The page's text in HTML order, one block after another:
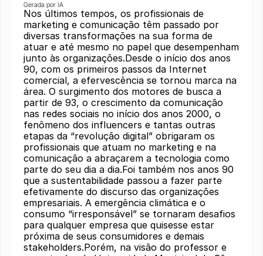
Gerada por IA
Nos últimos tempos, os profissionais de
marketing e comunicação têm passado por
diversas transformações na sua forma de
atuar e até mesmo no papel que desempenham
junto às organizações.Desde o início dos anos
90, com os primeiros passos da Internet
comercial, a efervescência se tornou marca na
área. O surgimento dos motores de busca a
partir de 93, o crescimento da comunicação
nas redes sociais no início dos anos 2000, o
fenômeno dos influencers e tantas outras
etapas da “revolução digital” obrigaram os
profissionais que atuam no marketing e na
comunicação a abraçarem a tecnologia como
parte do seu dia a dia.Foi também nos anos 90
que a sustentabilidade passou a fazer parte
efetivamente do discurso das organizações
empresariais. A emergência climática e o
consumo “irresponsável” se tornaram desafios
para qualquer empresa que quisesse estar
próxima de seus consumidores e demais
stakeholders.Porém, na visão do professor e